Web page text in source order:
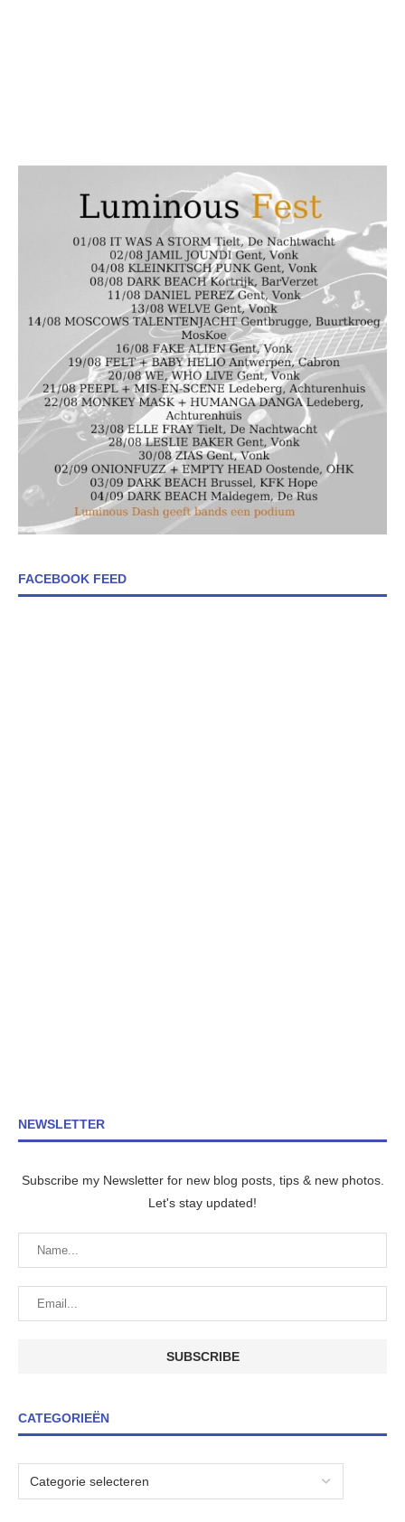
FACEBOOK FEED
NEWSLETTER
Subscribe my Newsletter for new blog posts, tips & new photos.
Let's stay updated!
CATEGORIEËN